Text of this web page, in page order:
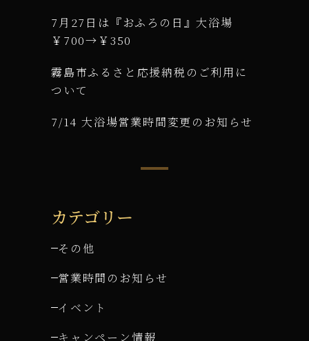
7月27日は『おふろの日』大浴場
￥700→￥350
霧島市ふるさと応援納税のご利用に
ついて
7/14 大浴場営業時間変更のお知らせ
カテゴリー
その他
営業時間のお知らせ
イベント
キャンペーン情報